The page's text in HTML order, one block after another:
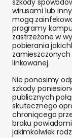
szkody
wirusami lub
mogą
programy
zastrzeżone w
pobierania
linkowanej.
Nie ponosimy
szkody
publicznych
skutecznego
chroniącego
braku
jakimkolwiek